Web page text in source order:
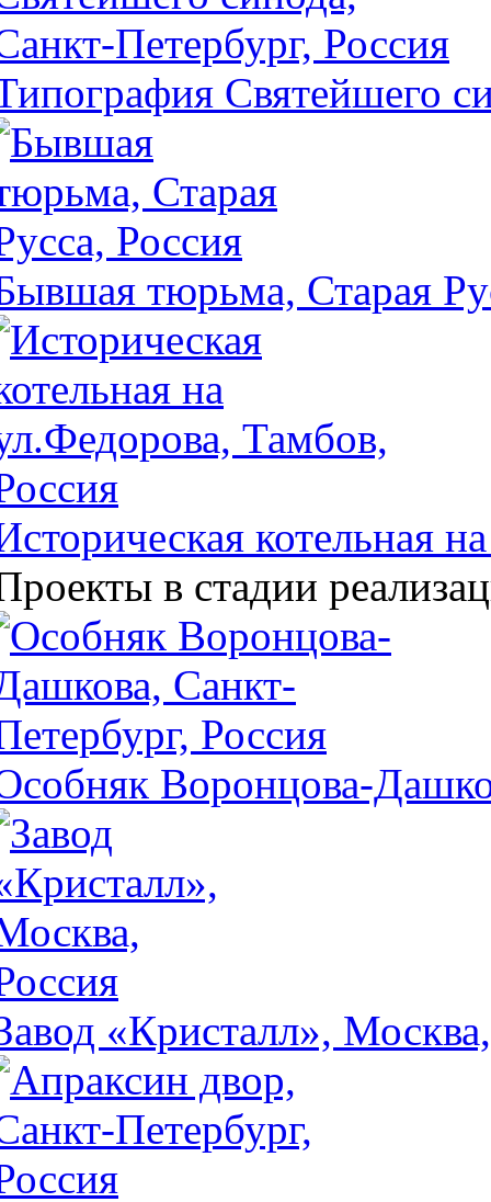
Святейшего
тюрьма, Старая
котельная
в стадии
Воронцова-
«Кристалл»,